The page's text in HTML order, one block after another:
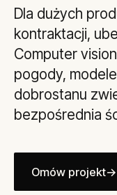
Dla dużych
kontraktacji,
Computer
pogody,
dobrostanu
bezpośrednia
Omów projekt→